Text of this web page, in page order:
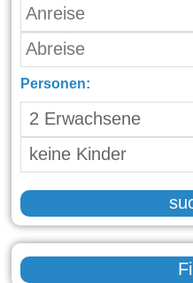
Personen: